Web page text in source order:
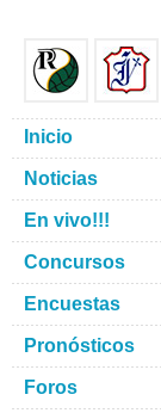
Inicio
Noticias
En vivo!!!
Concursos
Encuestas
Pronósticos
Foros